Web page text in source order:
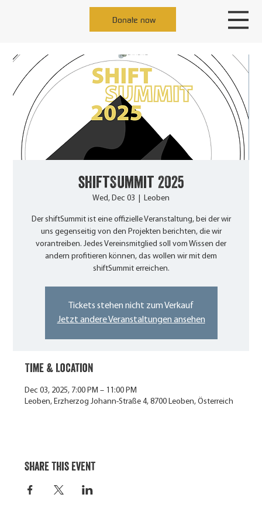
Donate now
shiftSummit 2025
Wed, Dec 03 Leoben
Der shiftSummit ist eine offizielle Veranstaltung, bei der wir
uns gegenseitig von den Projekten berichten, die wir
vorantreiben. Jedes Vereinsmitglied soll vom Wissen der
andern profitieren können, das wollen wir mit dem
shiftSummit erreichen.
Tickets stehen nicht zum Verkauf
Jetzt andere Veranstaltungen ansehen
Time & Location
Dec 03, 2025, 7:00 PM – 11:00 PM
Leoben, Erzherzog Johann-Straße 4, 8700 Leoben, Österreich
Share this event